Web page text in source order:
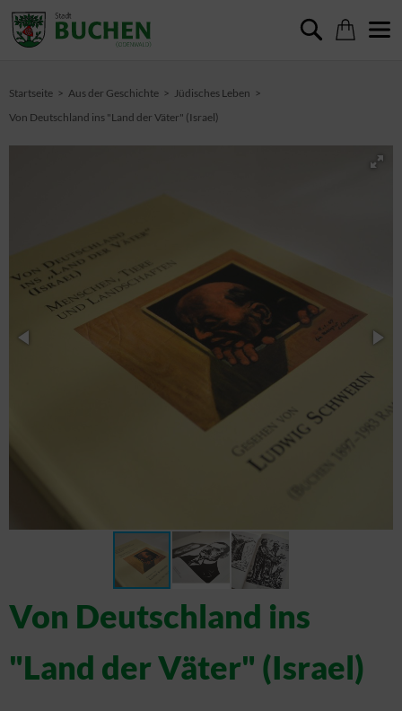
Startseite Aus der Geschichte
Jüdisches Leben
Von Deutschland ins "Land der Väter" (Israel)
Von Deutschland ins
"Land der Väter" (Israel)